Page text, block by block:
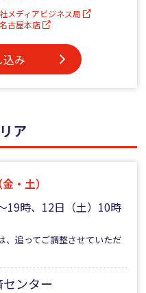
メディアビジネス局
古屋本店
み
ア
・土）
19時、12日（土）10時
、追ってご調整させていただ
ンター